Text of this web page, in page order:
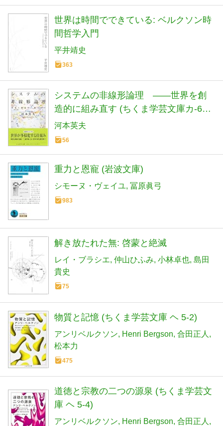
世界は時間でできている: ベルクソン時
間哲学入門
平井靖史
363
システムの非線形論理 ――世界を創
造的に組み直す (ちくま学芸文庫カ-64-
1)
河本英夫
56
重力と恩寵 (岩波文庫)
シモーヌ・ヴェイユ 冨原眞弓
983
解き放たれた無: 啓蒙と絶滅
レイ・ブラシエ 仲山ひふみ 小林卓也 島田
貴史
75
物質と記憶 (ちくま学芸文庫 ヘ 5-2)
アンリベルクソン Henri Bergson 合田正人
松本力
475
道徳と宗教の二つの源泉 (ちくま学芸文
庫 ヘ 5-4)
アンリベルクソン Henri Bergson 合田正人